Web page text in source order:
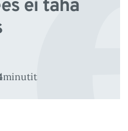
ei taha
minutit